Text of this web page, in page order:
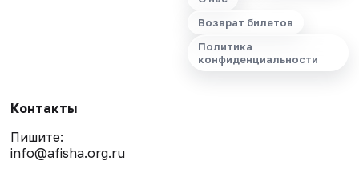
Возврат билетов
Политика
конфиденциальности
Контакты
Пишите:
info@afisha.org.ru